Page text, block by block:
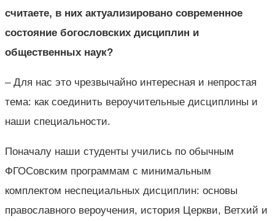
считаете, в них актуализировано современное
состояние богословских дисциплин и
общественных наук?
– Для нас это чрезвычайно интересная и непростая
тема: как соединить вероучительные дисциплины и
наши специальности.
Поначалу наши студенты учились по обычным
ФГОСовским программам с минимальным
комплектом неспециальных дисциплин: основы
православного вероучения, история Церкви, Ветхий и